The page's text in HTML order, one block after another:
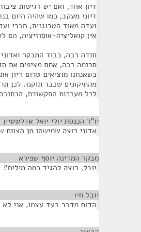
דיון אחד, ואם יש רגישות
דיוני מעקב, כמו שהיה היום
ועדה מאוד הטרוגנית, חברי
אין קואליציה-אופוזיציה,
תודה רבה, כבוד המבקר
תרומה רבה, אתם מציפים את
כשאנחנו מוציאים טרום דיון
מהתיקונים שכבר תוקנו. לכן
לכל מערכות התקשורת,
יו"ר הכנסת יולי יואל אדלשטיין
אדוני רוצה שמישהו מן הצוות
מבקר המדינה יוסף שפירא
יובל, רוצה להגיד כמה מילים?
יובל חיו
הדוח מדבר בעד עצמו, אני לא